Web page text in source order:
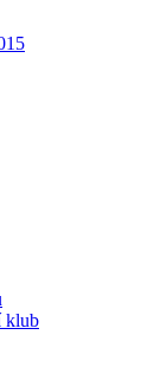
klub